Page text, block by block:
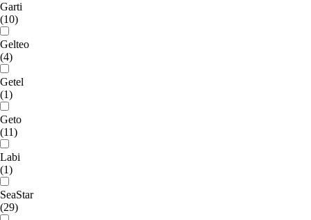
Garti
(10)
Gelteo
(4)
Getel
(1)
Geto
(11)
Labi
(1)
SeaStar
(29)